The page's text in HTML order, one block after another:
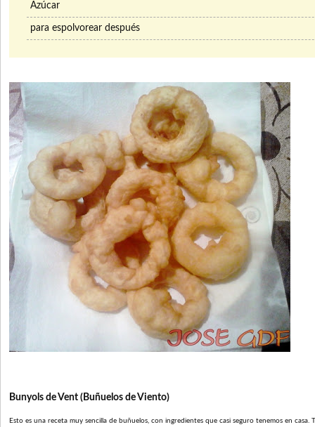
Azúcar
para espolvorear después
Bunyols de Vent (Buñuelos de Viento)
Esto es una receta muy sencilla de buñuelos, con ingredientes que casi seguro tenemos en casa.